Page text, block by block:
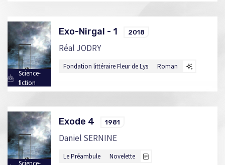
Science-
fiction
Exo-Nirgal - 1 2018
Réal JODRY
Fondation littéraire Fleur de Lys Roman
Science-
Exode 4 1981
Daniel SERNINE
Le Préambule Novelette